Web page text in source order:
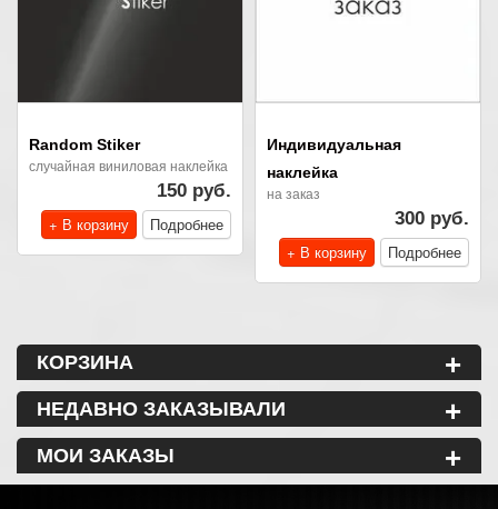
Random Stiker
случайная виниловая наклейка
150 руб.
+ В корзину
Подробнее
Индивидуальная
наклейка
на заказ
300 руб.
+ В корзину
Подробнее
КОРЗИНА +
НЕДАВНО ЗАКАЗЫВАЛИ +
МОИ ЗАКАЗЫ +